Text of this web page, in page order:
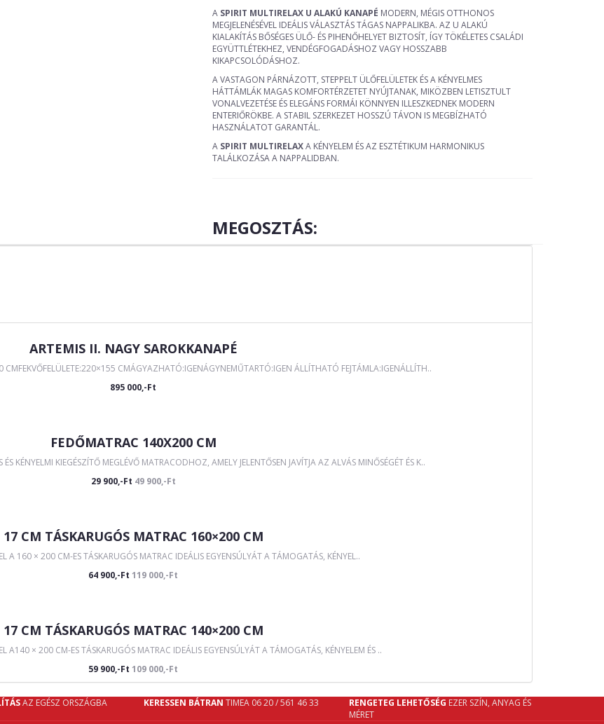
A SPIRIT MULTIRELAX U ALAKÚ KANAPÉ MODERN, MÉGIS OTTHONOS
MEGJELENÉSÉVEL IDEÁLIS VÁLASZTÁS TÁGAS NAPPALIKBA. AZ U ALAKÚ
KIALAKÍTÁS BŐSÉGES ÜLŐ- ÉS PIHENŐHELYET BIZTOSÍT, ÍGY TÖKÉLETES CSALÁDI
EGYÜTTLÉTEKHEZ, VENDÉGFOGADÁSHOZ VAGY HOSSZABB
KIKAPCSOLÓDÁSHOZ.
A VASTAGON PÁRNÁZOTT, STEPPELT ÜLŐFELÜLETEK ÉS A KÉNYELMES
HÁTTÁMLÁK MAGAS KOMFORTÉRZETET NYÚJTANAK, MIKÖZBEN LETISZTULT
VONALVEZETÉSE ÉS ELEGÁNS FORMÁI KÖNNYEN ILLESZKEDNEK MODERN
ENTERIŐRÖKBE. A STABIL SZERKEZET HOSSZÚ TÁVON IS MEGBÍZHATÓ
HASZNÁLATOT GARANTÁL.
A SPIRIT MULTIRELAXA KÉNYELEM ÉS AZ ESZTÉTIKUM HARMONIKUS
TALÁLKOZÁSA A NAPPALIDBAN.
MEGOSZTÁS:
ARTEMIS II. NAGY SAROKKANAPÉ
CMFEKVŐFELÜLETE:220×155 CMÁGYAZHATÓ:IGENÁGYNEMŰTARTÓ:IGEN ÁLLÍTHATÓ FEJTÁMLA:IGENÁLLÍTH..
895 000,-Ft
FEDŐMATRAC 140X200 CM
KÉNYELMI KIEGÉSZÍTŐ MEGLÉVŐ MATRACODHOZ, AMELY JELENTŐSEN JAVÍTJA AZ ALVÁS MINŐSÉGÉT ÉS K..
29 900,-Ft 49 900,-Ft
17 CM TÁSKARUGÓS MATRAC 160×200 CM
160 × 200 CM-ES TÁSKARUGÓS MATRAC IDEÁLIS EGYENSÚLYÁT A TÁMOGATÁS, KÉNYEL..
64 900,-Ft 119 000,-Ft
17 CM TÁSKARUGÓS MATRAC 140×200 CM
× 200 CM-ES TÁSKARUGÓS MATRAC IDEÁLIS EGYENSÚLYÁT A TÁMOGATÁS, KÉNYELEM ÉS ..
59 900,-Ft 109 000,-Ft
AZ EGÉSZ ORSZÁGBA
KERESSEN BÁTRAN TIMEA 06 20 / 561 46 33 RENGETEG LEHETŐSÉG EZER SZÍN, ANYAG ÉS
MÉRET